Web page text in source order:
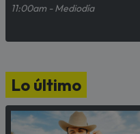
11:00am - Mediodía
Lo último